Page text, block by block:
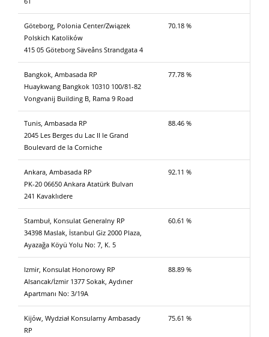
Göteborg, Polonia Center/Związek
Polskich Katolików
415 05 Göteborg Säveåns Strandgata 4
70.18 %
Bangkok, Ambasada RP
Huaykwang Bangkok 10310 100/81-82
Vongvanij Building B, Rama 9 Road
77.78 %
Tunis, Ambasada RP
2045 Les Berges du Lac II le Grand
Boulevard de la Corniche
88.46 %
Ankara, Ambasada RP
PK-20 06650 Ankara Atatürk Bulvarı
241 Kavaklıdere
92.11 %
Stambuł, Konsulat Generalny RP
34398 Maslak, İstanbul Giz 2000 Plaza,
Ayazağa Köyü Yolu No: 7, K. 5
60.61 %
Izmir, Konsulat Honorowy RP
Alsancak/İzmir 1377 Sokak, Aydıner
Apartmanı No: 3/19A
88.89 %
Kijów, Wydział Konsularny Ambasady
RP
75.61 %